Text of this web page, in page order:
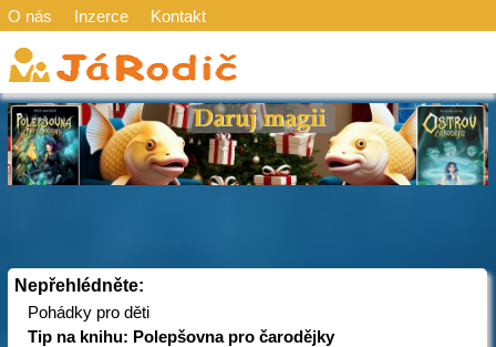
O nás Inzerce Kontakt
Nepřehlédněte:
Pohádky pro děti
Tip na knihu: Polepšovna pro čarodějky